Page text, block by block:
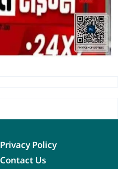
Privacy Policy
Contact Us